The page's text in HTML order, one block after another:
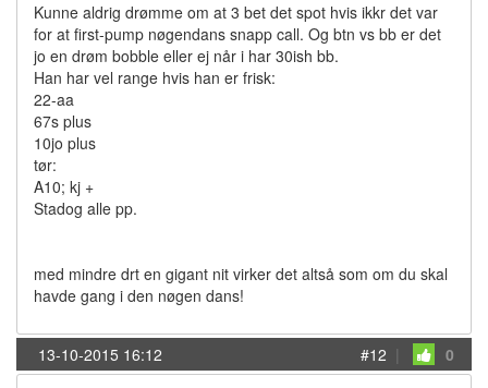
Kunne aldrig drømme om at 3 bet det spot hvis ikkr det var
for at first-pump nøgendans snapp call. Og btn vs bb er det
jo en drøm bobble eller ej når i har 30ish bb.
Han har vel range hvis han er frisk:
22-aa
67s plus
10jo plus
tør:
A10; kj +
Stadog alle pp.
med mindre drt en gigant nit virker det altså som om du skal
havde gang i den nøgen dans!
13-10-2015 16:12 #12 | 0